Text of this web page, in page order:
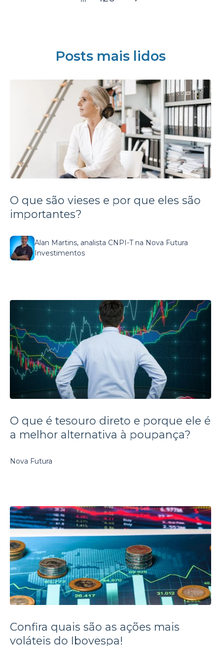
Posts mais lidos
O que são vieses e por que eles são
importantes?
Alan Martins, analista CNPI-T na Nova Futura
Investimentos
O que é tesouro direto e porque ele é
a melhor alternativa à poupança?
Nova Futura
Confira quais são as ações mais
voláteis do Ibovespa!